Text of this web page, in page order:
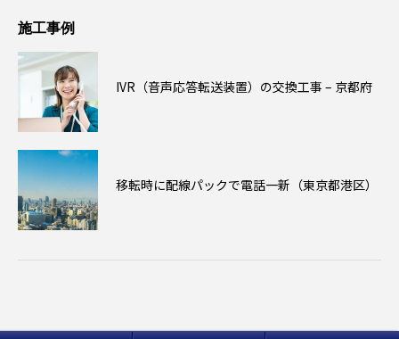
施工事例
IVR（音声応答転送装置）の交換工事 – 京都府
移転時に配線パックで電話一新（東京都港区）